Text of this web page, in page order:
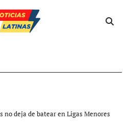
no deja de batear en Ligas Menores